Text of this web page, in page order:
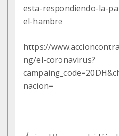
esta-respondiendo-la-
el-hambre
https://
ng/el-coronavirus?
nacion=